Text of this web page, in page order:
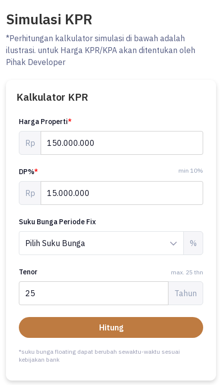
Simulasi KPR
*Perhitungan kalkulator simulasi di bawah adalah
ilustrasi. untuk Harga KPR/KPA akan ditentukan oleh
Pihak Developer
Kalkulator KPR
Harga Properti*
Rp
DP%* min 10%
Rp
Suku Bunga Periode Fix
%
Tenor max. 25 thn
Tahun
Hitung
*suku bunga floating dapat berubah sewaktu-waktu sesuai
kebijakan bank